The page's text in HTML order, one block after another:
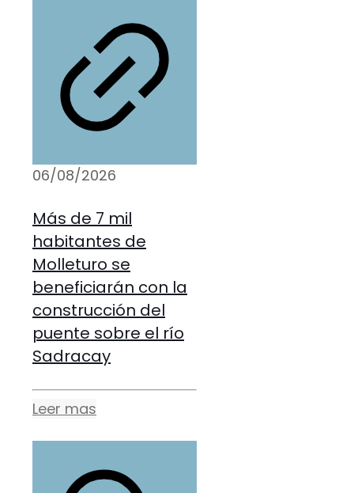
06/08/2026
Más de 7 mil
habitantes de
Molleturo se
beneficiarán con la
construcción del
puente sobre el río
Sadracay
Leer mas